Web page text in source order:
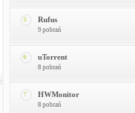
5 Rufus
9 pobrań
6 uTorrent
8 pobrań
7 HWMonitor
8 pobrań